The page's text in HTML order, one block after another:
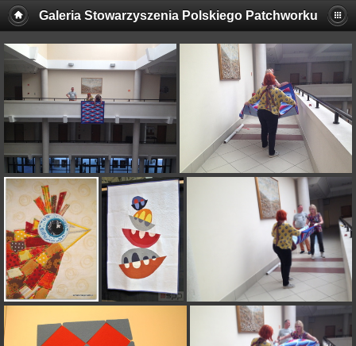
Galeria Stowarzyszenia Polskiego Patchworku